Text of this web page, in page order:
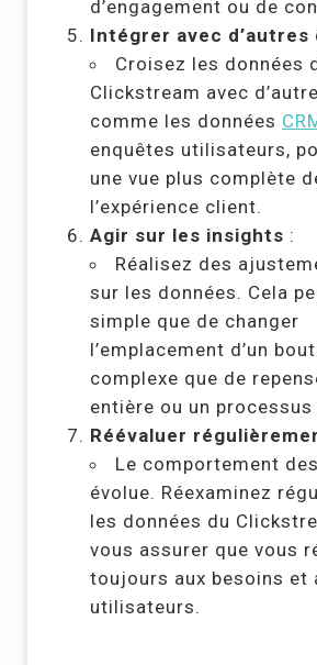
d’engagement ou de
Intégrer avec d’autres
Croisez les données
Clickstream avec
comme les données
enquêtes utilisateurs,
une vue plus complète
l’expérience client.
Agir sur les insights :
Réalisez des
sur les données. Cela
simple que de changer
l’emplacement d’un
complexe que de
entière ou un
Réévaluer
Le comportement
évolue. Réexaminez
les données du
vous assurer que vous
toujours aux besoins et
utilisateurs.